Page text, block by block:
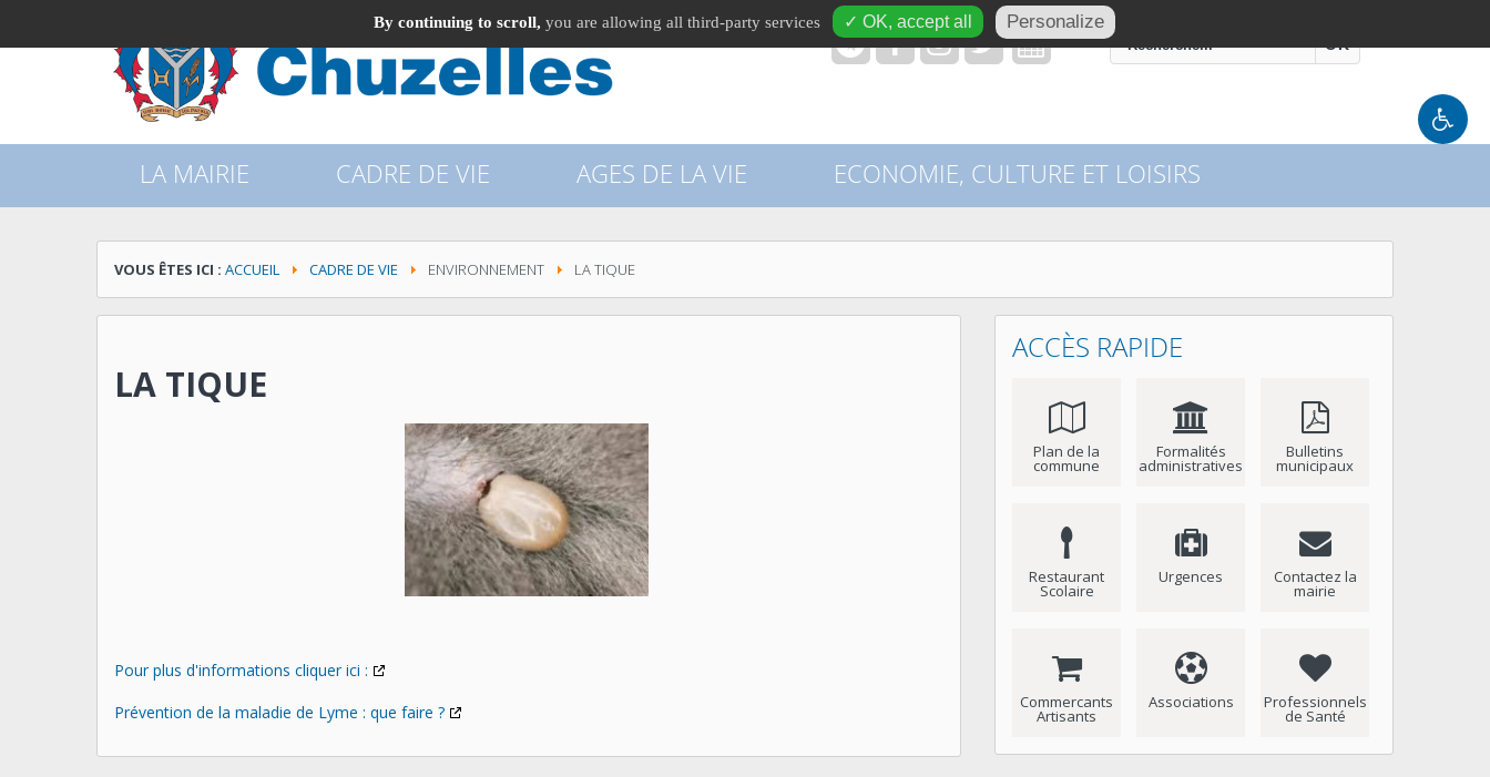
recherche
OK
LA MAIRIE CADRE DE VIE AGES DE LA VIE ECONOMIE, CULTURE ET LOISIRS
VOUS ÊTES ICI : ACCUEIL CADRE DE VIE ENVIRONNEMENT LA TIQUE
LA TIQUE
Pour plus d'informations cliquer ici :
Prévention de la maladie de Lyme : que faire ?
ACCÈS RAPIDE
Plan de la
commune
Formalités
administratives
Bulletins
municipaux
Restaurant
Scolaire
Urgences Contactez la
mairie
Commercants
Artisants
Associations Professionnels
de Santé
By continuing to scroll, you are allowing all third-party services ✓ OK, accept all Personalize